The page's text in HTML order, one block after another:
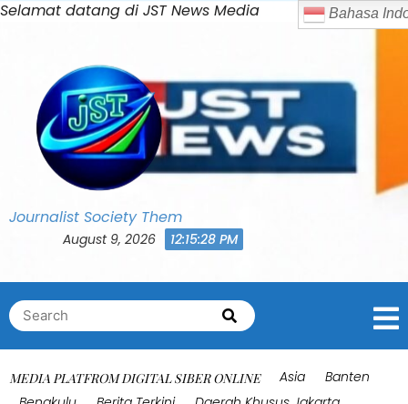
Selamat datang di JST News MediaSkip
Journalist Society Them
August 9, 2026 12:15:32 PM
Search
for:
Search
MEDIA PLATFROM DIGITAL SIBER ONLINE Asia
Banten